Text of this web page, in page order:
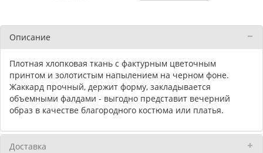
Описание
Плотная хлопковая ткань с фактурным цветочным
принтом и золотистым напылением на черном фоне.
Жаккард прочный, держит форму, закладывается
объемными фалдами - выгодно представит вечерний
образ в качестве благородного костюма или платья.
Доставка